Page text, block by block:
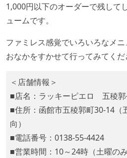
1,000円以下のオーダーで残して
ュームです。
ファミレス感覚でいろいろなメ
おなかをすかせて行ってみてくだ
＜店舗情報＞
■店名：ラッキーピエロ 五稜
■住所：函館市五稜郭町30-14（
向）
■電話番号：0138-55-4424
■営業時間：10～24時（土曜のみ